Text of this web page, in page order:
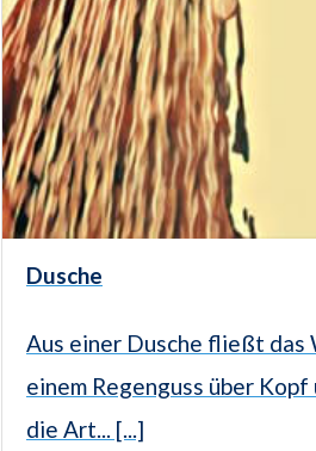
Dusche
Aus einer Dusche fließt das
einem Regenguss über
die Art... [...]